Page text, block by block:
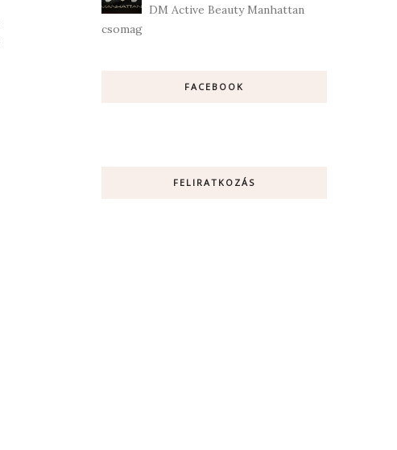
DM Active Beauty Manhattan
csomag
FACEBOOK
FELIRATKOZÁS